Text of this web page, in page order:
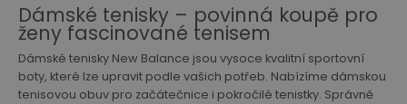
Dámské tenisky – povinná koupě pro
ženy fascinované tenisem
Dámské tenisky New Balance jsou vysoce kvalitní sportovní
boty, které lze upravit podle vašich potřeb. Nabízíme dámskou
tenisovou obuv pro začátečnice i pokročilé tenistky. Správně